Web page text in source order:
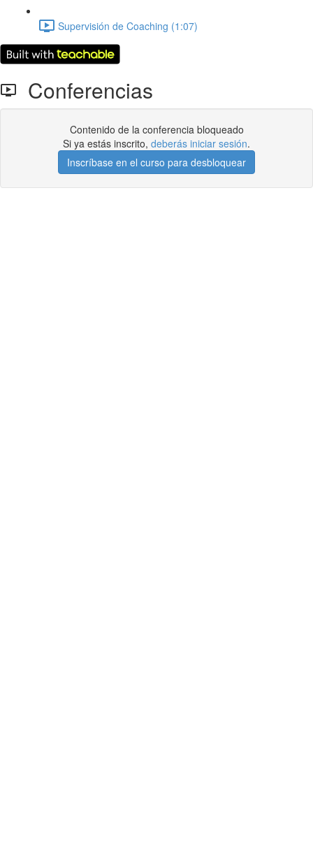
Supervisión de Coaching (1:07)
Conferencias
Contenido de la conferencia bloqueado
Si ya estás inscrito, deberás iniciar sesión.
Inscríbase en el curso para desbloquear